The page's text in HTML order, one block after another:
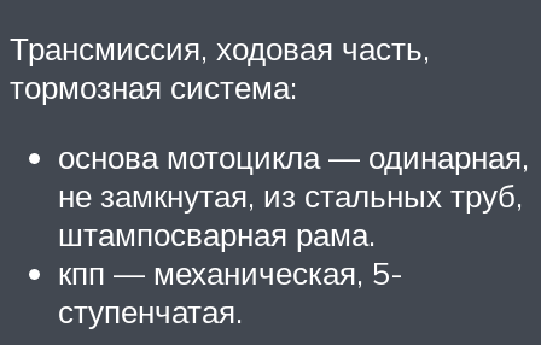
Трансмиссия, ходовая часть,
тормозная система:
основа мотоцикла — одинарная,
не замкнутая, из стальных труб,
штампосварная рама.
кпп — механическая, 5-
ступенчатая.